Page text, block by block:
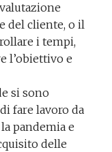
del cliente, o il
i tempi,
l’obiettivo e
si sono
fare lavoro da
pandemia e
delle